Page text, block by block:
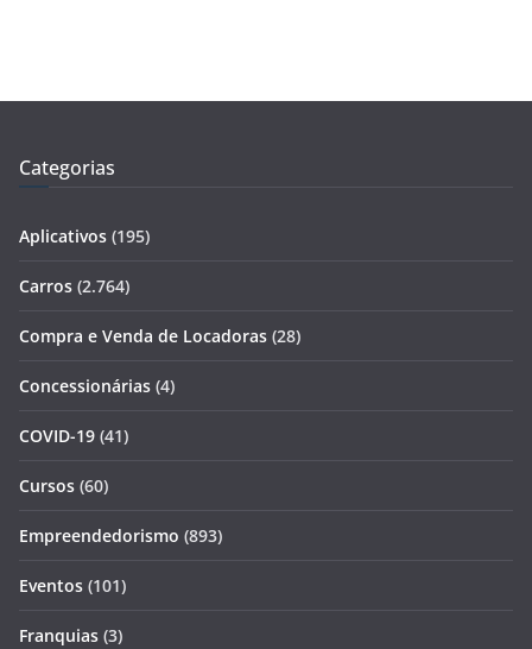
Categorias
Aplicativos (195)
Carros (2.764)
Compra e Venda de Locadoras (28)
Concessionárias (4)
COVID-19 (41)
Cursos (60)
Empreendedorismo (893)
Eventos (101)
Franquias (3)